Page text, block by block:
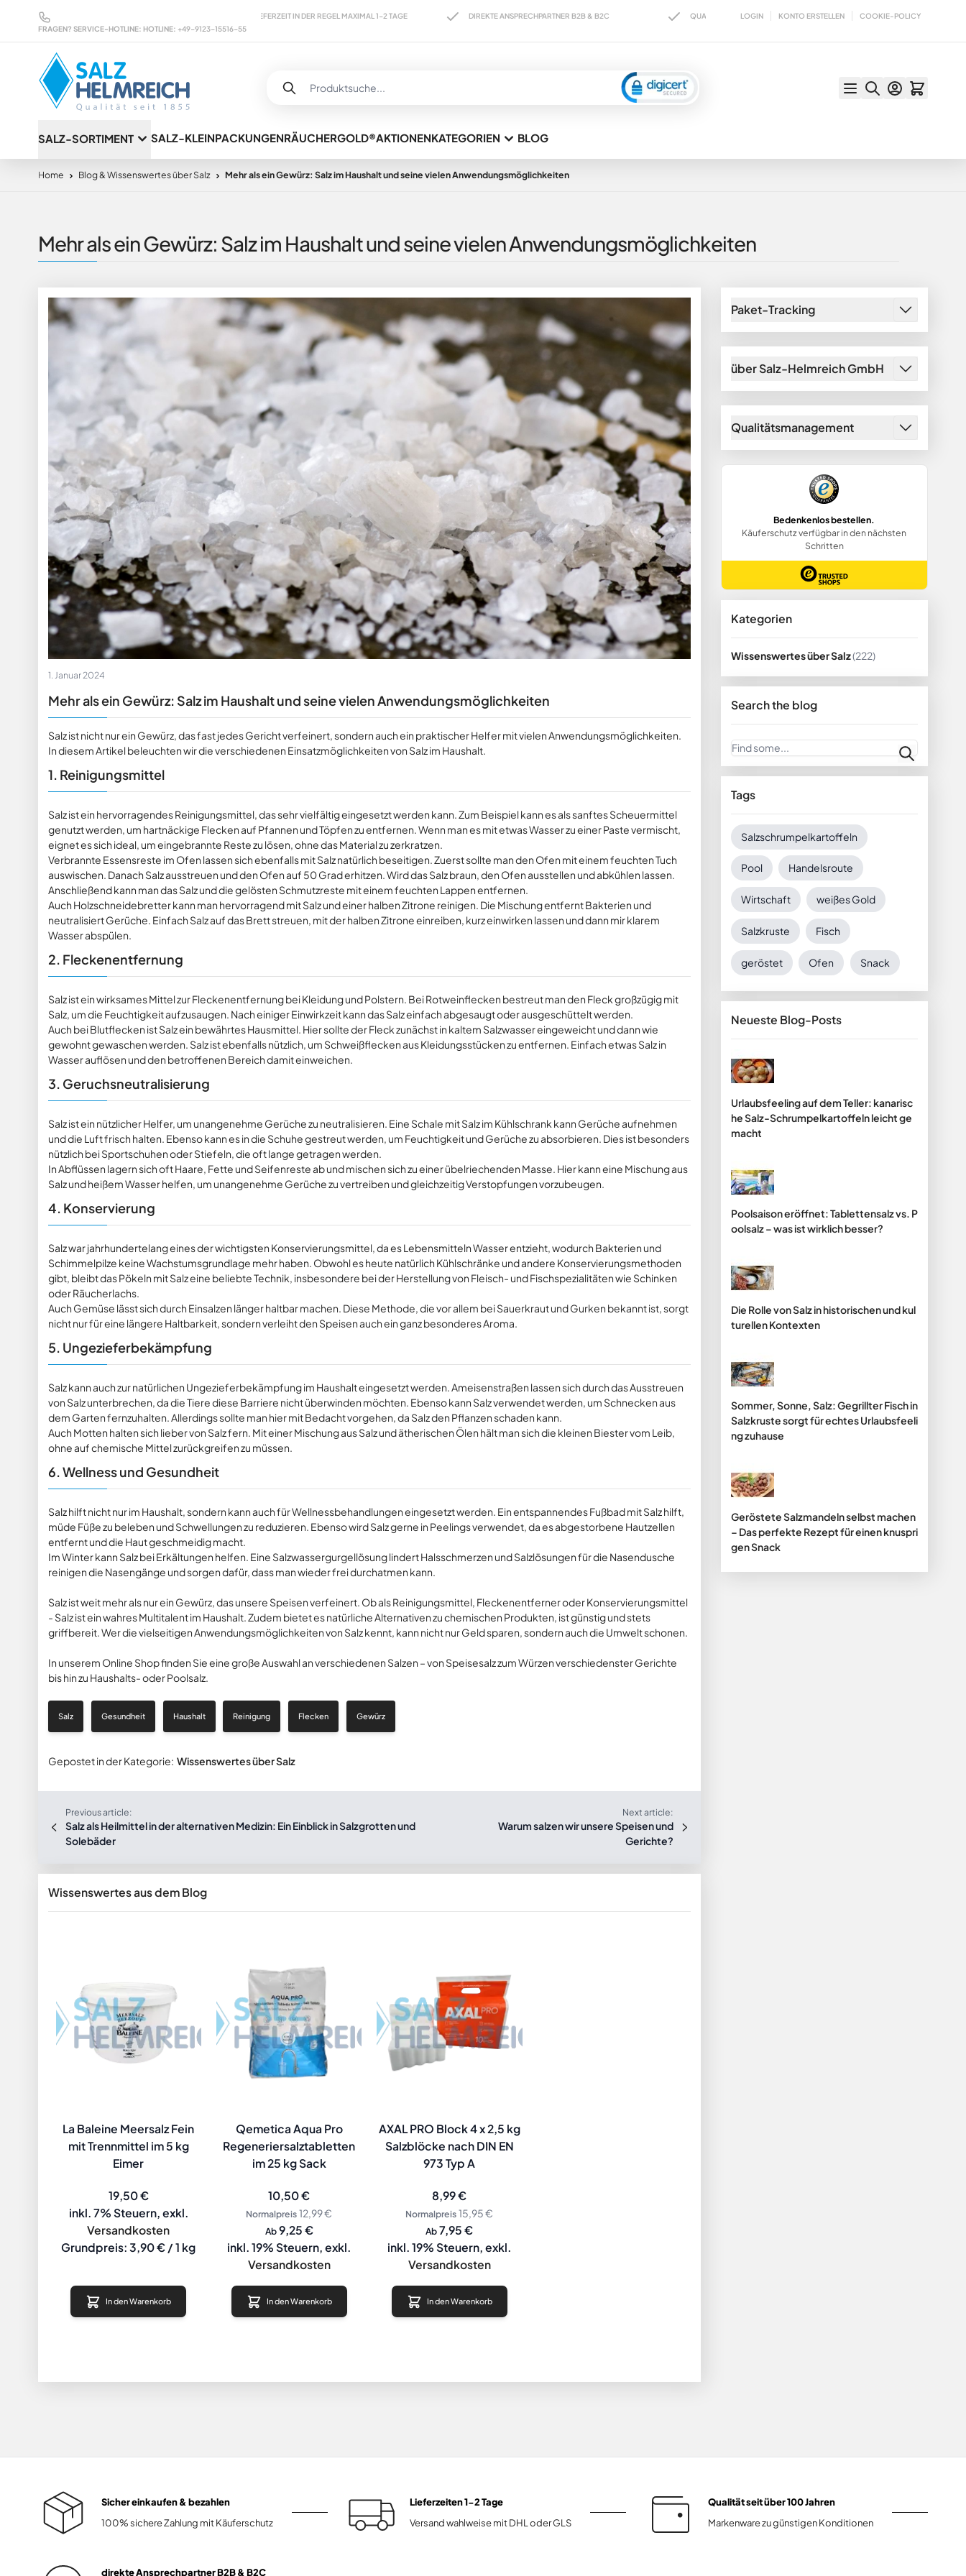
FRAGEN? SERVICE-HOTLINE: HOTLINE: +49-9123-15516-55
MARKENWARE ZU GÜNSTIGEN KONDITIONEN LIEFERZEIT IN DER REGEL MAXIMAL 1-2 TAGE DIREKTE ANSPRECHPARTNER B2B & B2C QUALITÄT SEIT ÜBER 100 JAHREN VERSAND WAHLWEISE MIT DHL
LOGIN KONTO ERSTELLEN COOKIE-POLICY
SALZ-SORTIMENT SALZ-KLEINPACKUNGENRÄUCHERGOLD®AKTIONENKATEGORIEN BLOG
Home Blog & Wissenswertes über Salz Mehr als ein Gewürz: Salz im Haushalt und seine vielen Anwendungsmöglichkeiten
Mehr als ein Gewürz: Salz im Haushalt und seine vielen Anwendungsmöglichkeiten
Paket-Tracking
über Salz-Helmreich GmbH
Qualitätsmanagement
1. Januar 2024
Mehr als ein Gewürz: Salz im Haushalt und seine vielen Anwendungsmöglichkeiten
Salz ist nicht nur ein Gewürz, das fast jedes Gericht verfeinert, sondern auch ein praktischer Helfer mit vielen Anwendungsmöglichkeiten.
In diesem Artikel beleuchten wir die verschiedenen Einsatzmöglichkeiten von Salz im Haushalt.
1. Reinigungsmittel
Salz ist ein hervorragendes Reinigungsmittel, das sehr vielfältig eingesetzt werden kann. Zum Beispiel kann es als sanftes Scheuermittel
genutzt werden, um hartnäckige Flecken auf Pfannen und Töpfen zu entfernen. Wenn man es mit etwas Wasser zu einer Paste vermischt,
eignet es sich ideal, um eingebrannte Reste zu lösen, ohne das Material zu zerkratzen.
Verbrannte Essensreste im Ofen lassen sich ebenfalls mit Salz natürlich beseitigen. Zuerst sollte man den Ofen mit einem feuchten Tuch
auswischen. Danach Salz ausstreuen und den Ofen auf 50 Grad erhitzen. Wird das Salz braun, den Ofen ausstellen und abkühlen lassen.
Anschließend kann man das Salz und die gelösten Schmutzreste mit einem feuchten Lappen entfernen.
Auch Holzschneidebretter kann man hervorragend mit Salz und einer halben Zitrone reinigen. Die Mischung entfernt Bakterien und
neutralisiert Gerüche. Einfach Salz auf das Brett streuen, mit der halben Zitrone einreiben, kurz einwirken lassen und dann mir klarem
Wasser abspülen.
2. Fleckenentfernung
Salz ist ein wirksames Mittel zur Fleckenentfernung bei Kleidung und Polstern. Bei Rotweinflecken bestreut man den Fleck großzügig mit
Salz, um die Feuchtigkeit aufzusaugen. Nach einiger Einwirkzeit kann das Salz einfach abgesaugt oder ausgeschüttelt werden.
Auch bei Blutflecken ist Salz ein bewährtes Hausmittel. Hier sollte der Fleck zunächst in kaltem Salzwasser eingeweicht und dann wie
gewohnt gewaschen werden. Salz ist ebenfalls nützlich, um Schweißflecken aus Kleidungsstücken zu entfernen. Einfach etwas Salz in
Wasser auflösen und den betroffenen Bereich damit einweichen.
3. Geruchsneutralisierung
Salz ist ein nützlicher Helfer, um unangenehme Gerüche zu neutralisieren. Eine Schale mit Salz im Kühlschrank kann Gerüche aufnehmen
und die Luft frisch halten. Ebenso kann es in die Schuhe gestreut werden, um Feuchtigkeit und Gerüche zu absorbieren. Dies ist besonders
nützlich bei Sportschuhen oder Stiefeln, die oft lange getragen werden.
In Abflüssen lagern sich oft Haare, Fette und Seifenreste ab und mischen sich zu einer übelriechenden Masse. Hier kann eine Mischung aus
Salz und heißem Wasser helfen, um unangenehme Gerüche zu vertreiben und gleichzeitig Verstopfungen vorzubeugen.
4. Konservierung
Salz war jahrhundertelang eines der wichtigsten Konservierungsmittel, da es Lebensmitteln Wasser entzieht, wodurch Bakterien und
Schimmelpilze keine Wachstumsgrundlage mehr haben. Obwohl es heute natürlich Kühlschränke und andere Konservierungsmethoden
gibt, bleibt das Pökeln mit Salz eine beliebte Technik, insbesondere bei der Herstellung von Fleisch- und Fischspezialitäten wie Schinken
oder Räucherlachs.
Auch Gemüse lässt sich durch Einsalzen länger haltbar machen. Diese Methode, die vor allem bei Sauerkraut und Gurken bekannt ist, sorgt
nicht nur für eine längere Haltbarkeit, sondern verleiht den Speisen auch ein ganz besonderes Aroma.
5. Ungezieferbekämpfung
Salz kann auch zur natürlichen Ungezieferbekämpfung im Haushalt eingesetzt werden. Ameisenstraßen lassen sich durch das Ausstreuen
von Salz unterbrechen, da die Tiere diese Barriere nicht überwinden möchten. Ebenso kann Salz verwendet werden, um Schnecken aus
dem Garten fernzuhalten. Allerdings sollte man hier mit Bedacht vorgehen, da Salz den Pflanzen schaden kann.
Auch Motten halten sich lieber von Salz fern. Mit einer Mischung aus Salz und ätherischen Ölen hält man sich die kleinen Biester vom Leib,
ohne auf chemische Mittel zurückgreifen zu müssen.
6. Wellness und Gesundheit
Salz hilft nicht nur im Haushalt, sondern kann auch für Wellnessbehandlungen eingesetzt werden. Ein entspannendes Fußbad mit Salz hilft,
müde Füße zu beleben und Schwellungen zu reduzieren. Ebenso wird Salz gerne in Peelings verwendet, da es abgestorbene Hautzellen
entfernt und die Haut geschmeidig macht.
Im Winter kann Salz bei Erkältungen helfen. Eine Salzwassergurgellösung lindert Halsschmerzen und Salzlösungen für die Nasendusche
reinigen die Nasengänge und sorgen dafür, dass man wieder frei durchatmen kann.
Salz ist weit mehr als nur ein Gewürz, das unsere Speisen verfeinert. Ob als Reinigungsmittel, Fleckenentferner oder Konservierungsmittel
- Salz ist ein wahres Multitalent im Haushalt. Zudem bietet es natürliche Alternativen zu chemischen Produkten, ist günstig und stets
griffbereit. Wer die vielseitigen Anwendungsmöglichkeiten von Salz kennt, kann nicht nur Geld sparen, sondern auch die Umwelt schonen.
In unserem Online Shop finden Sie eine große Auswahl an verschiedenen Salzen – von Speisesalz zum Würzen verschiedenster Gerichte
bis hin zu Haushalts- oder Poolsalz.
Salz Gesundheit Haushalt Reinigung Flecken Gewürz
Gepostet in der Kategorie: Wissenswertes über Salz
Previous article:
Salz als Heilmittel in der alternativen Medizin: Ein Einblick in Salzgrotten und
Solebäder
Next article:
Warum salzen wir unsere Speisen und
Gerichte?
Wissenswertes aus dem Blog
La Baleine Meersalz Fein
mit Trennmittel im 5 kg
Eimer
19,50 €
inkl. 7% Steuern, exkl.
Versandkosten
Grundpreis:3,90 € / 1 kg
In den Warenkorb
Qemetica Aqua Pro
Regeneriersalztabletten
im 25 kg Sack
Sonderangebot
10,50 €
Normalpreis12,99 €
Ab 9,25 €
inkl. 19% Steuern ,exkl.
Versandkosten
In den Warenkorb
AXAL PRO Block 4 x 2,5 kg
Salzblöcke nach DIN EN
973 Typ A
Sonderangebot
8,99 €
Normalpreis 15,95 €
Ab 7,95 €
inkl. 19% Steuern ,exkl.
Versandkosten
In den Warenkorb
Kategorien
Wissenswertes über Salz(222)
Search the blog
Suche
Tags
Salzschrumpelkartoffeln
Pool Handelsroute
Wirtschaft weißes Gold
Salzkruste Fisch
geröstet Ofen Snack
Neueste Blog-Posts
Urlaubsfeeling auf dem Teller: kanarisc
he Salz-Schrumpelkartoffeln leicht ge
macht
Poolsaison eröffnet: Tablettensalz vs. P
oolsalz – was ist wirklich besser?
Die Rolle von Salz in historischen und kul
turellen Kontexten
Sommer, Sonne, Salz: Gegrillter Fisch in
Salzkruste sorgt für echtes Urlaubsfeeli
ng zuhause
Geröstete Salzmandeln selbst machen
– Das perfekte Rezept für einen knuspri
gen Snack
Sicher einkaufen & bezahlen
100% sichere Zahlung mit Käuferschutz
Lieferzeiten 1-2 Tage
Versand wahlweise mit DHL oder GLS
Qualität seit über 100 Jahren
Markenware zu günstigen Konditionen
direkte Ansprechpartner B2B & B2C